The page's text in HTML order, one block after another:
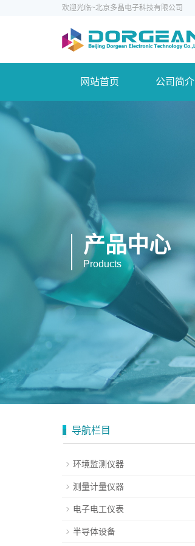
欢迎光临~北京多晶电子科技有限公司
网站首页 公司简介
产品中心
Products
导航栏目
环境监测仪器
测量计量仪器
电子电工仪表
半导体设备